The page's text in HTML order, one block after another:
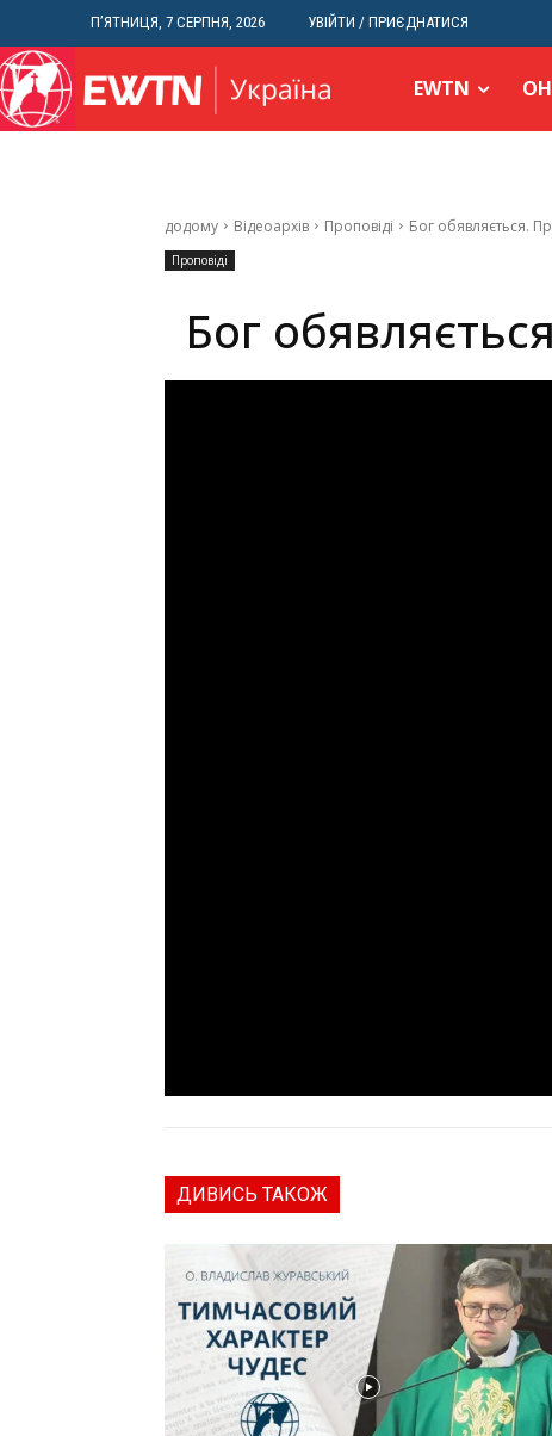
П’ЯТНИЦЯ, 7 СЕРПНЯ, 2026 УВІЙТИ / ПРИЄДНАТИСЯ
EWTN
додому Відеоархів Проповіді Бог обявляється.
Проповіді
Бог
ДИВИСЬ ТАКОЖ